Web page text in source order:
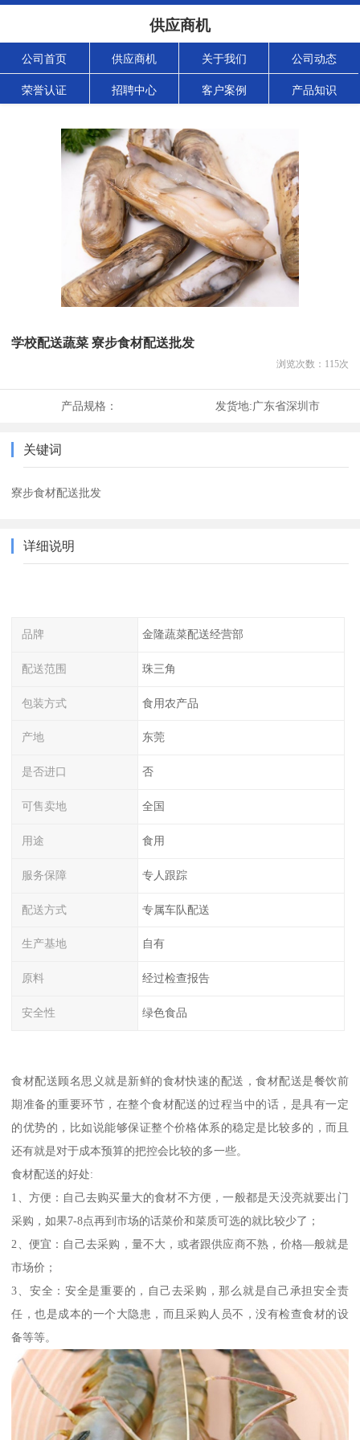
供应商机
公司首页 供应商机 关于我们 公司动态
荣誉认证 招聘中心 客户案例 产品知识
学校配送蔬菜 寮步食材配送批发
浏览次数： 115次
产品规格： 发货地:广东省深圳市
关键词
寮步食材配送批发
详细说明
品牌 金隆蔬菜配送经营部
配送范围 珠三角
包装方式 食用农产品
产地 东莞
是否进口 否
可售卖地 全国
用途 食用
服务保障 专人跟踪
配送方式 专属车队配送
生产基地 自有
原料 经过检查报告
安全性 绿色食品
食材配送顾名思义就是新鲜的食材快速的配送，食材配送是餐饮前
期准备的重要环节，在整个食材配送的过程当中的话，是具有一定
的优势的，比如说能够保证整个价格体系的稳定是比较多的，而且
还有就是对于成本预算的把控会比较的多一些。
食材配送的好处:
1、方便：自己去购买量大的食材不方便，一般都是天没亮就要出门
采购，如果7-8点再到市场的话菜价和菜质可选的就比较少了；
2、便宜：自己去采购，量不大，或者跟供应商不熟，价格—般就是
市场价；
3、安全：安全是重要的，自己去采购，那么就是自己承担安全责
任，也是成本的一个大隐患，而且采购人员不，没有检查食材的设
备等等。